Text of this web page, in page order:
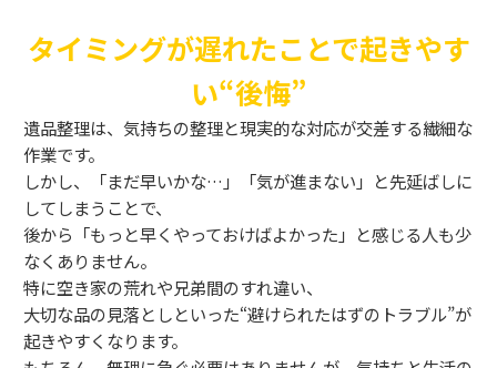
タイミングが遅れたことで起きやす
い“後悔”
遺品整理は、気持ちの整理と現実的な対応が交差する繊細な
作業です。
しかし、「まだ早いかな…」「気が進まない」と先延ばしに
してしまうことで、
後から「もっと早くやっておけばよかった」と感じる人も少
なくありません。
特に空き家の荒れや兄弟間のすれ違い、
大切な品の見落としといった“避けられたはずのトラブル”が
起きやすくなります。